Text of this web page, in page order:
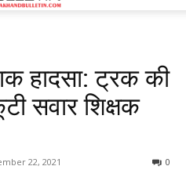
हादसा: ट्रक की
सवार शिक्षक
22, 2021 0